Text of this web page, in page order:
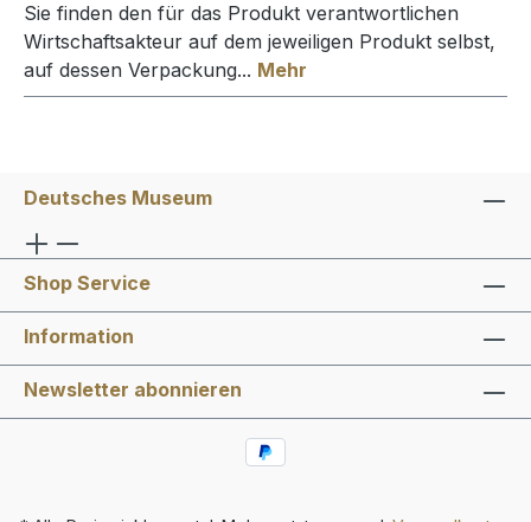
Sie finden den für das Produkt verantwortlichen
Wirtschaftsakteur auf dem jeweiligen Produkt selbst,
auf dessen Verpackung... Mehr
Deutsches Museum
Shop Service
Information
Newsletter abonnieren